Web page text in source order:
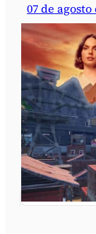
07 de agosto